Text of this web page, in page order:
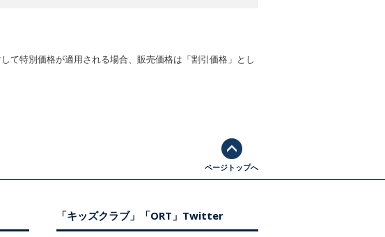
て特別価格が適用される場合、販売価格は「割引価格」とし
ページトップへ
「キッズクラブ」「ORT」Twitter